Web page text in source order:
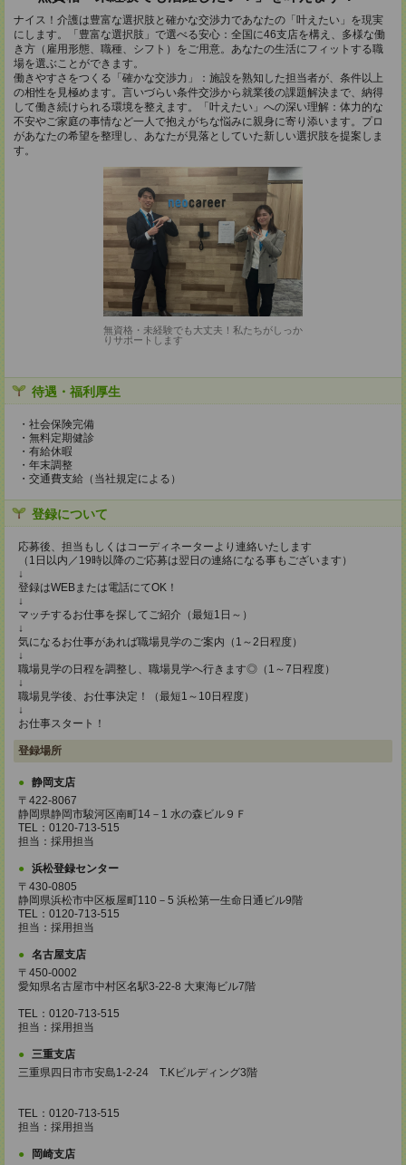
ナイス！介護は豊富な選択肢と確かな交渉力であなたの「叶えたい」を現実
にします。「豊富な選択肢」で選べる安心：全国に46支店を構え、多様な働
き方（雇用形態、職種、シフト）をご用意。あなたの生活にフィットする職
場を選ぶことができます。
働きやすさをつくる「確かな交渉力」：施設を熟知した担当者が、条件以上
の相性を見極めます。言いづらい条件交渉から就業後の課題解決まで、納得
して働き続けられる環境を整えます。「叶えたい」への深い理解：体力的な
不安やご家庭の事情など一人で抱えがちな悩みに親身に寄り添います。プロ
があなたの希望を整理し、あなたが見落としていた新しい選択肢を提案しま
す。
無資格・未経験でも大丈夫！私たちがしっか
りサポートします
待遇・福利厚生
・社会保険完備
・無料定期健診
・有給休暇
・年末調整
・交通費支給（当社規定による）
登録について
応募後、担当もしくはコーディネーターより連絡いたします
（1日以内／19時以降のご応募は翌日の連絡になる事もございます）
↓
登録はWEBまたは電話にてOK！
↓
マッチするお仕事を探してご紹介（最短1日～）
↓
気になるお仕事があれば職場見学のご案内（1～2日程度）
↓
職場見学の日程を調整し、職場見学へ行きます◎（1～7日程度）
↓
職場見学後、お仕事決定！（最短1～10日程度）
↓
お仕事スタート！
登録場所
静岡支店
〒422-8067
静岡県静岡市駿河区南町14－1 水の森ビル９Ｆ
TEL：0120-713-515
担当：採用担当
浜松登録センター
〒430-0805
静岡県浜松市中区板屋町110－5 浜松第一生命日通ビル9階
TEL：0120-713-515
担当：採用担当
名古屋支店
〒450-0002
愛知県名古屋市中村区名駅3-22-8 大東海ビル7階
TEL：0120-713-515
担当：採用担当
三重支店
三重県四日市市安島1-2-24 T.Kビルディング3階
TEL：0120-713-515
担当：採用担当
岡崎支店